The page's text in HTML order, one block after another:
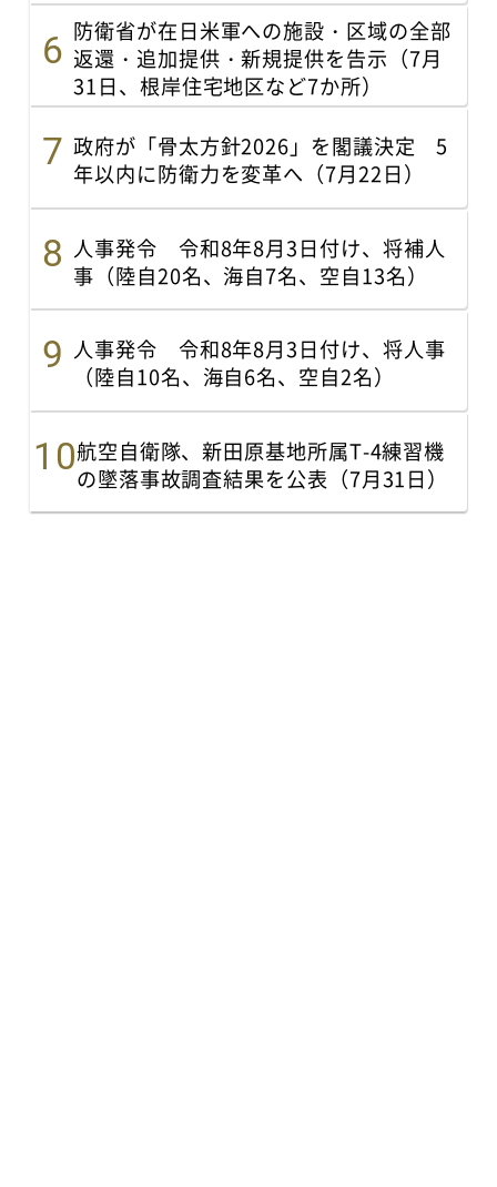
防衛省が在日米軍への施設・区域の全部
返還・追加提供・新規提供を告示（7月
31日、根岸住宅地区など7か所）
政府が「骨太方針2026」を閣議決定 5
年以内に防衛力を変革へ（7月22日）
人事発令 令和8年8月3日付け、将補人
事（陸自20名、海自7名、空自13名）
人事発令 令和8年8月3日付け、将人事
（陸自10名、海自6名、空自2名）
航空自衛隊、新田原基地所属T-4練習機
の墜落事故調査結果を公表（7月31日）